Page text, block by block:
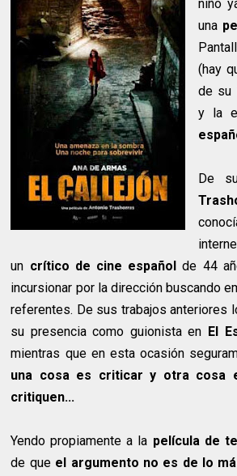
niño
una
(hay
de su
y la
De
un crítico de cine español de 44
incursionar por la dirección buscando
referentes. De sus trabajos anteriores
su presencia como guionista en El
mientras que en esta ocasión
una cosa es criticar y otra cosa
critiquen...
Yendo propiamente a la película de
de que el argumento no es de lo